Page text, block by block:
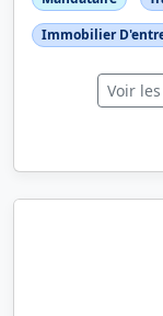
Immobilier
Voir